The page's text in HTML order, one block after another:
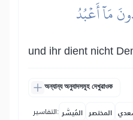
مَآ أَعۡبُدُ
und ihr dient nicht
অন্যান্য অনুবাদসমূহ দেখুৱাওক
التفاسير: المُيسَّر المختصر